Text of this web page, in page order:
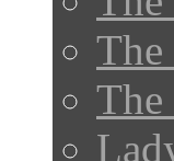
The